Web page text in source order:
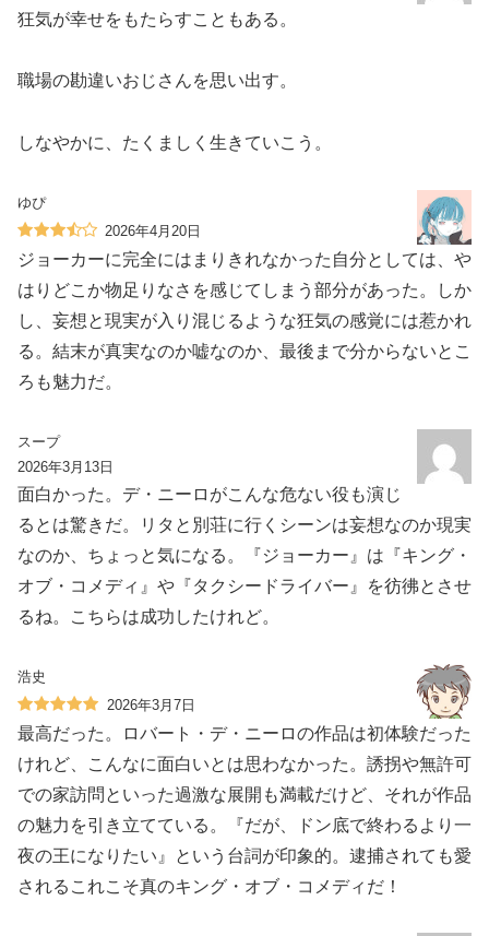
狂気が幸せをもたらすこともある。
職場の勘違いおじさんを思い出す。
しなやかに、たくましく生きていこう。
ゆぴ
2026年4月20日
ジョーカーに完全にはまりきれなかった自分としては、や
はりどこか物足りなさを感じてしまう部分があった。しか
し、妄想と現実が入り混じるような狂気の感覚には惹かれ
る。結末が真実なのか嘘なのか、最後まで分からないとこ
ろも魅力だ。
スープ
2026年3月13日
面白かった。デ・ニーロがこんな危ない役も演じ
るとは驚きだ。リタと別荘に行くシーンは妄想なのか現実
なのか、ちょっと気になる。『ジョーカー』は『キング・
オブ・コメディ』や『タクシードライバー』を彷彿とさせ
るね。こちらは成功したけれど。
浩史
2026年3月7日
最高だった。ロバート・デ・ニーロの作品は初体験だった
けれど、こんなに面白いとは思わなかった。誘拐や無許可
での家訪問といった過激な展開も満載だけど、それが作品
の魅力を引き立てている。『だが、ドン底で終わるより一
夜の王になりたい』という台詞が印象的。逮捕されても愛
されるこれこそ真のキング・オブ・コメディだ！